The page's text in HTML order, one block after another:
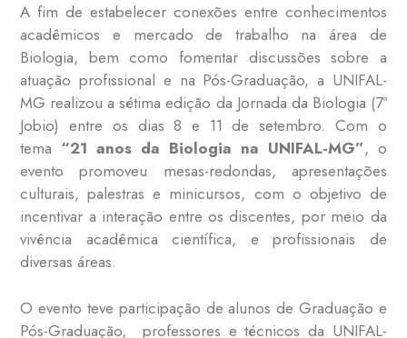
A fim de estabelecer conexões entre conhecimentos
acadêmicos e mercado de trabalho na área de
Biologia, bem como fomentar discussões sobre a
atuação profissional e na Pós-Graduação, a UNIFAL-
MG realizou a sétima edição da Jornada da Biologia (7ª
Jobio) entre os dias 8 e 11 de setembro. Com o
tema “21 anos da Biologia na UNIFAL-MG”, o
evento promoveu mesas-redondas, apresentações
culturais, palestras e minicursos, com o objetivo de
incentivar a interação entre os discentes, por meio da
vivência acadêmica científica, e profissionais de
diversas áreas.
O evento teve participação de alunos de Graduação e
Pós-Graduação, professores e técnicos da UNIFAL-